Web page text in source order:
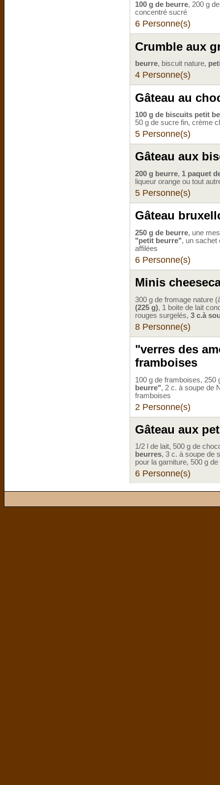
100 g de beurre, 200 g
concentré sucré
6 Personne(s)
Crumble aux
beurre, biscuit nature,
4 Personne(s)
Gâteau au
100 g de biscuits petit
50 g de sucre fin, crème
5 Personne(s)
Gâteau aux
200 g beurre, 1 paquet
liqueur orange ou tout
5 Personne(s)
Gâteau
250 g de beurre, une
"petit beurre", un sachet
affilées
6 Personne(s)
Minis
300 g de fromage nature
(225 g), 1 boite de lait
rouges surgelés, 3 c.à
8 Personne(s)
"verres des
framboises
100 g de framboises,
beurre", 2 c. à soupe de
framboises
2 Personne(s)
Gâteau aux
1/2 l de lait, 500 g de
beurres, 3 c. à soupe de
pour la garniture, 500 g
6 Personne(s)